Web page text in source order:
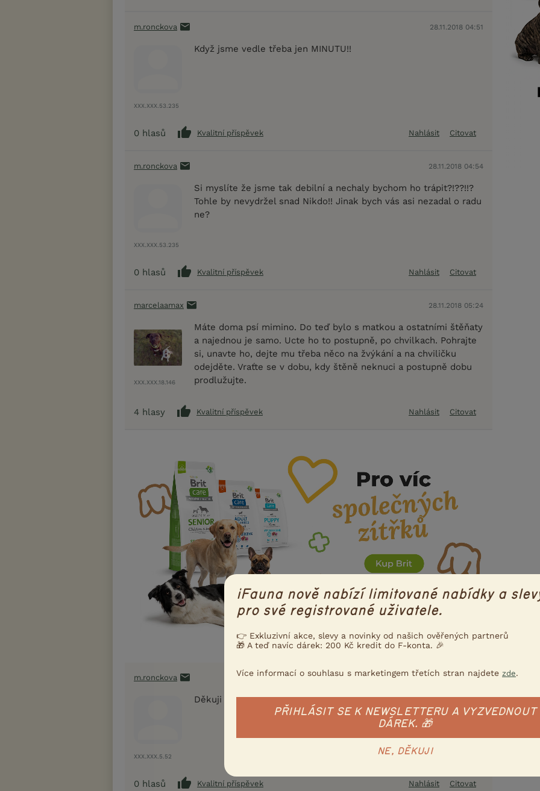
m.ronckova 28.11.2018 04:51
XXX.XXX.53.235
Když jsme vedle třeba jen MINUTU!!
0 hlasů Kvalitní příspěvek Nahlásit Citovat
m.ronckova 28.11.2018 04:54
XXX.XXX.53.235
Si myslíte že jsme tak debilní a nechaly bychom ho trápit?!??!!?
Tohle by nevydržel snad Nikdo!! Jinak bych vás asi nezadal o radu
ne?
0 hlasů Kvalitní příspěvek Nahlásit Citovat
marcelaamax 28.11.2018 05:24
XXX.XXX.18.146
Máte doma psí mimino. Do teď bylo s matkou a ostatními štěňaty
a najednou je samo. Ucte ho to postupně, po chvilkach. Pohrajte
si, unavte ho, dejte mu třeba něco na žvýkání a na chviličku
odejděte. Vraťte se v dobu, kdy štěně neknuci a postupně dobu
prodlužujte.
4 hlasy Kvalitní příspěvek Nahlásit Citovat
m.ronckova 28.11.2018 06:00
XXX.XXX.5.52
Děkuji
0 hlasů Kvalitní příspěvek Nahlásit Citovat
iFauna nově nabízí limitované nabídky a
pro své registrované uživatele.
👉 Exkluzivní akce, slevy a novinky od našich ověřených partnerů
🎁 A teď navíc dárek: 200 Kč kredit do F-konta. 🎉
Více informací o souhlasu s marketingem třetích stran najdete zde.
PŘIHLÁSIT SE K NEWSLETTERU A VYZVEDNOUT
DÁREK. 🎁
NE, DĚKUJI